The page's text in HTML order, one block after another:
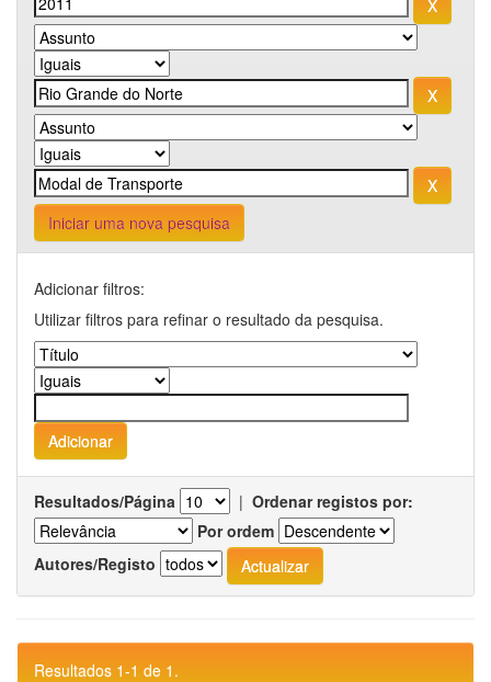
Iniciar uma nova pesquisa
Adicionar filtros:
Utilizar filtros para refinar o resultado da pesquisa.
Resultados/Página | Ordenar registos por:
Por ordem
Autores/Registo
Resultados 1-1 de 1.